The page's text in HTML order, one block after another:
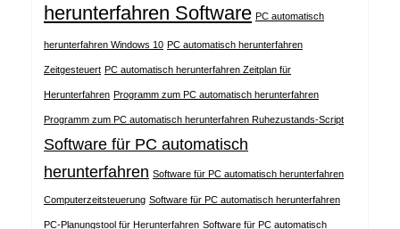
herunterfahren Software PC automatisch
herunterfahren Windows 10 PC automatisch herunterfahren
Zeitgesteuert PC automatisch herunterfahren Zeitplan für
Herunterfahren Programm zum PC automatisch herunterfahren
Programm zum PC automatisch herunterfahren Ruhezustands-Script
Software für PC automatisch
herunterfahren Software für PC automatisch herunterfahren
Computerzeitsteuerung Software für PC automatisch herunterfahren
PC-Planungstool für Herunterfahren Software für PC automatisch